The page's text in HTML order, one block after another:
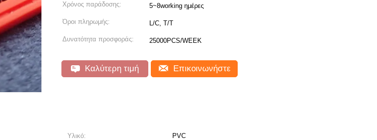
Χρόνος παράδοσης: 5~8working ημέρες
Όροι πληρωμής: L/C, T/T
Δυνατότητα προσφοράς: 25000PCS/WEEK
Καλύτερη τιμή Επικοινωνήστε
Υλικό:
PVC